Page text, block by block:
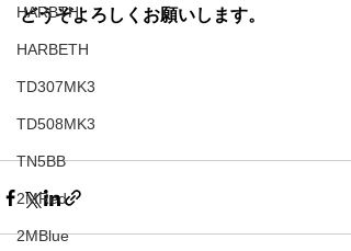
HARBTH
HARBETH
TD307MK3
TD508MK3
TN5BB
2MRed
2MBlue
どうぞよろしくお願いします。